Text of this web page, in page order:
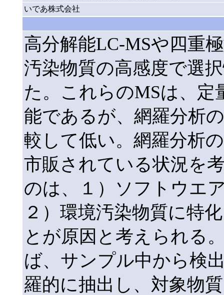
いであ株式会社
高分解能LC-MSや四重
汚染物質の高感度で選
た。これらのMSは、定
能であるが、網羅分析
較して低い。網羅分析
市販されている状況を
のは、１）ソフトウエ
２）環境汚染物質に特
とが原因と考えられる
ば、サンプル中から検
羅的に抽出し、対象物